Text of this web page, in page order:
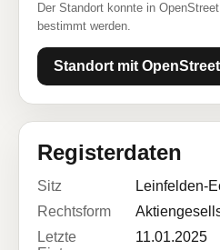
Der Standort konnte in
bestimmt werden.
Standort mit
Registerdaten
Sitz
Leinfelden-
Rechtsform
Letzte
11.01.2025